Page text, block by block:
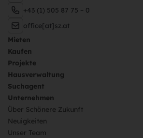
+43 (1) 505 87 75 – 0
office[at]sz.at
Mieten
Kaufen
Projekte
Hausverwaltung
Suchagent
Unternehmen
Über Schönere Zukunft
Neuigkeiten
Unser Team